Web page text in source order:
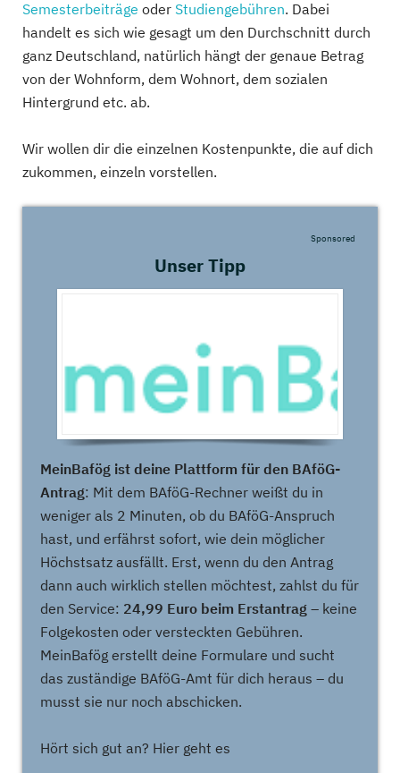
Semesterbeiträge oder Studiengebühren. Dabei
handelt es sich wie gesagt um den Durchschnitt durch
ganz Deutschland, natürlich hängt der genaue Betrag
von der Wohnform, dem Wohnort, dem sozialen
Hintergrund etc. ab.
Wir wollen dir die einzelnen Kostenpunkte, die auf dich
zukommen, einzeln vorstellen.
Unser Tipp
Sponsored
MeinBafög ist deine Plattform für den BAföG-
Antrag: Mit dem BAföG-Rechner weißt du in
weniger als 2 Minuten, ob du BAföG-Anspruch
hast, und erfährst sofort, wie dein möglicher
Höchstsatz ausfällt. Erst, wenn du den Antrag
dann auch wirklich stellen möchtest, zahlst du für
den Service: 24,99 Euro beim Erstantrag – keine
Folgekosten oder versteckten Gebühren.
MeinBafög erstellt deine Formulare und sucht
das zuständige BAföG-Amt für dich heraus – du
musst sie nur noch abschicken.
Hört sich gut an? Hier geht es